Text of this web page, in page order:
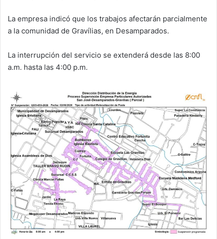
La empresa indicó que los trabajos afectarán parcialmente
a la comunidad de Gravílias, en Desamparados.
La interrupción del servicio se extenderá desde las 8:00
a.m. hasta las 4:00 p.m.